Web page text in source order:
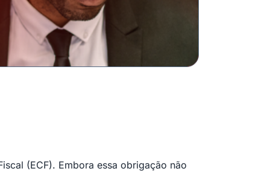
(ECF). Embora essa obrigação não